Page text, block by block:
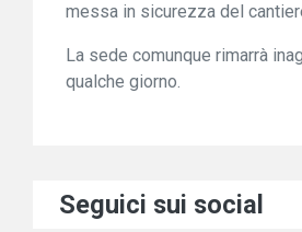
messa in sicurezza del
La sede comunque rimarrà
qualche giorno.
Seguici sui social